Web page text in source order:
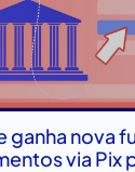
ganha nova
via Pix